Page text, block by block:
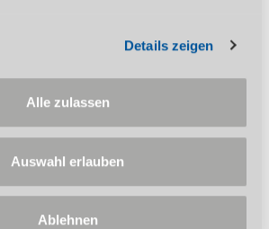
Details zeigen
Alle zulassen
Auswahl erlauben
Ablehnen
erhalten Sie die 3-Jahres
bei Online-Registrierung.
anwendbar.